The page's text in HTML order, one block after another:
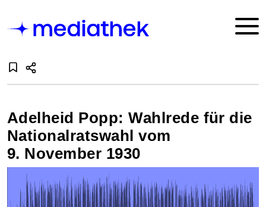
Adelheid Popp: Wahlrede für die
National­rats­wahl vom
9. November 1930